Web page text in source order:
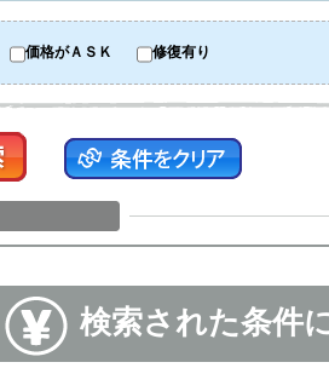
価格がＡＳＫ 修復有り
検索された条件